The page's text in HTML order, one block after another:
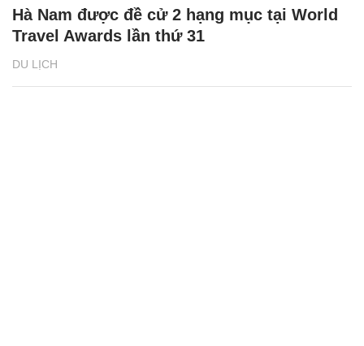
DU LỊCH
Hà Nam được đề cử 2 hạng mục tại World
Travel Awards lần thứ 31